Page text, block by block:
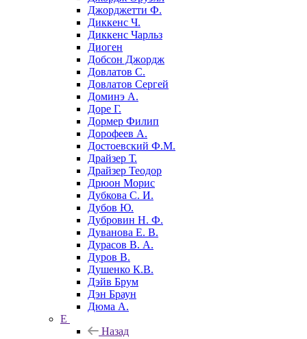
Джорджетти Ф.
Диккенс Ч.
Диккенс Чарльз
Диоген
Добсон Джордж
Довлатов С.
Довлатов Сергей
Доминэ А.
Доре Г.
Дормер Филип
Дорофеев А.
Достоевский Ф.М.
Драйзер Т.
Драйзер Теодор
Дрюон Морис
Дубкова С. И.
Дубов Ю.
Дубровин Н. Ф.
Дуванова Е. В.
Дурасов В. А.
Дуров В.
Душенко К.В.
Дэйв Брум
Дэн Браун
Дюма А.
Е
Назад